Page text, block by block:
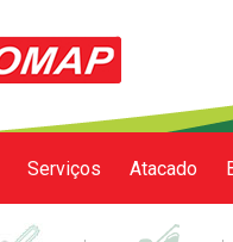
Serviços Atacado